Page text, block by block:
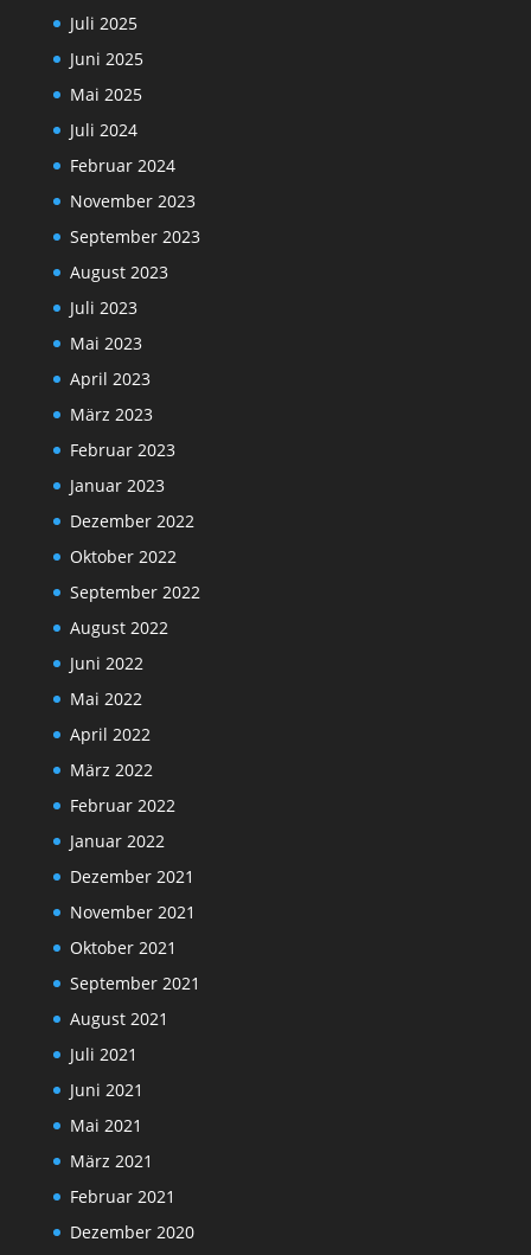
Juli 2025
Juni 2025
Mai 2025
Juli 2024
Februar 2024
November 2023
September 2023
August 2023
Juli 2023
Mai 2023
April 2023
März 2023
Februar 2023
Januar 2023
Dezember 2022
Oktober 2022
September 2022
August 2022
Juni 2022
Mai 2022
April 2022
März 2022
Februar 2022
Januar 2022
Dezember 2021
November 2021
Oktober 2021
September 2021
August 2021
Juli 2021
Juni 2021
Mai 2021
März 2021
Februar 2021
Dezember 2020